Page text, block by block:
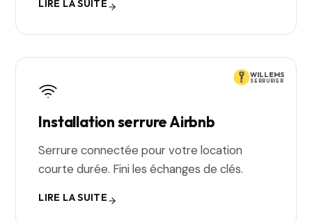
LIRE LA SUITE
WILLEMS
SERRURIER
Installation serrure Airbnb
Serrure connectée pour votre location
courte durée. Fini les échanges de clés.
LIRE LA SUITE